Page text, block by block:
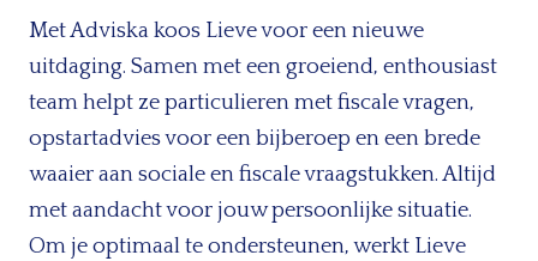
Met Adviska koos Lieve voor een nieuwe
uitdaging. Samen met een groeiend, enthousiast
team helpt ze particulieren met fiscale vragen,
opstartadvies voor een bijberoep en een brede
waaier aan sociale en fiscale vraagstukken. Altijd
met aandacht voor jouw persoonlijke situatie.
Om je optimaal te ondersteunen, werkt Lieve